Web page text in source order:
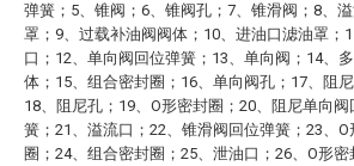
弹簧；5、锥阀；6、锥阀孔；7、锥滑阀；8、
罩；9、过载补油阀阀体；10、进油口滤油罩；
口；12、单向阀回位弹簧；13、单向阀；14、
体；15、组合密封圈；16、单向阀孔；17、阻尼
18、阻尼孔；19、O形密封圈；20、阻尼单向阀
簧；21、溢流口；22、锥滑阀回位弹簧；23、O
圈；24、组合密封圈；25、泄油口；26、O形密